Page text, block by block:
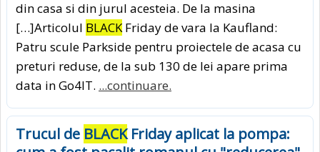
din casa si din jurul acesteia. De la masina
[…]Articolul BLACKFriday de vara la Kaufland:
Patru scule Parkside pentru proiectele de acasa cu
preturi reduse, de la sub 130 de lei apare prima
data in Go4IT. ...continuare.
Trucul de BLACKFriday aplicat la pompa: